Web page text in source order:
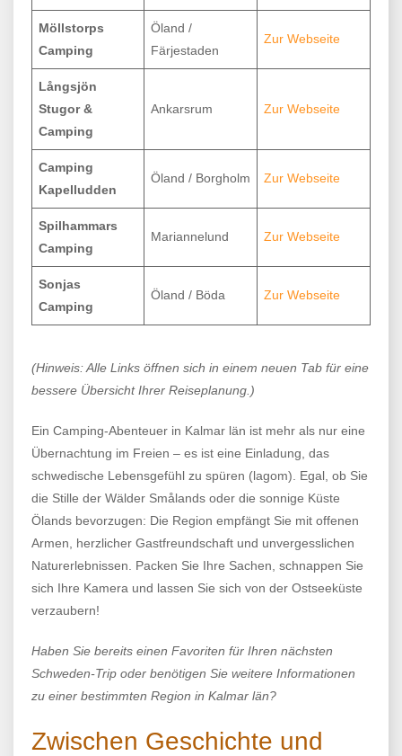
Möllstorps
Camping
Öland /
Färjestaden
Zur Webseite
Långsjön
Stugor &
Camping
Ankarsrum Zur Webseite
Camping
Kapelludden
Öland / Borgholm Zur Webseite
Spilhammars
Camping
Mariannelund Zur Webseite
Sonjas
Camping
Öland / Böda Zur Webseite
(Hinweis: Alle Links öffnen sich in einem neuen Tab für eine
bessere Übersicht Ihrer Reiseplanung.)
Ein Camping-Abenteuer in Kalmar län ist mehr als nur eine
Übernachtung im Freien – es ist eine Einladung, das
schwedische Lebensgefühl zu spüren (lagom). Egal, ob Sie
die Stille der Wälder Smålands oder die sonnige Küste
Ölands bevorzugen: Die Region empfängt Sie mit offenen
Armen, herzlicher Gastfreundschaft und unvergesslichen
Naturerlebnissen. Packen Sie Ihre Sachen, schnappen Sie
sich Ihre Kamera und lassen Sie sich von der Ostseeküste
verzaubern!
Haben Sie bereits einen Favoriten für Ihren nächsten
Schweden-Trip oder benötigen Sie weitere Informationen
zu einer bestimmten Region in Kalmar län?
Zwischen Geschichte und